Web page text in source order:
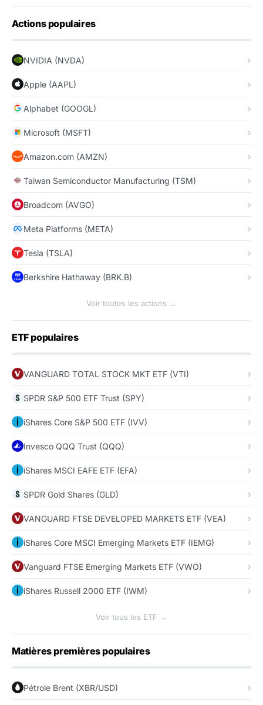
Actions populaires
NVIDIA (NVDA)
Apple (AAPL)
Alphabet (GOOGL)
Microsoft (MSFT)
Amazon.com (AMZN)
Taiwan Semiconductor Manufacturing (TSM)
Broadcom (AVGO)
Meta Platforms (META)
Tesla (TSLA)
Berkshire Hathaway (BRK.B)
Voir toutes les actions →
ETF populaires
VANGUARD TOTAL STOCK MKT ETF (VTI)
SPDR S&P 500 ETF Trust (SPY)
iShares Core S&P 500 ETF (IVV)
Invesco QQQ Trust (QQQ)
iShares MSCI EAFE ETF (EFA)
SPDR Gold Shares (GLD)
VANGUARD FTSE DEVELOPED MARKETS ETF (VEA)
iShares Core MSCI Emerging Markets ETF (IEMG)
Vanguard FTSE Emerging Markets ETF (VWO)
iShares Russell 2000 ETF (IWM)
Voir tous les ETF →
Matières premières populaires
Pétrole Brent (XBR/USD)